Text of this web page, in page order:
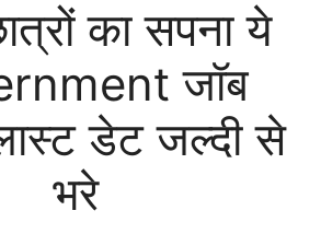
का सपना ये
जॉब
डेट जल्दी से
भरे